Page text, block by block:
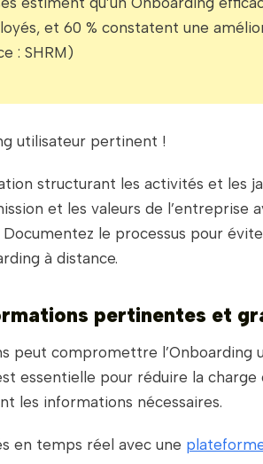
et 60 % constatent une
: SHRM)
utilisateur pertinent !
structurant les activités et les
et les valeurs de l’entreprise
le processus pour
à distance.
pertinentes et
peut compromettre l’Onboarding
essentielle pour réduire la charge
les informations nécessaires.
en temps réel avec une